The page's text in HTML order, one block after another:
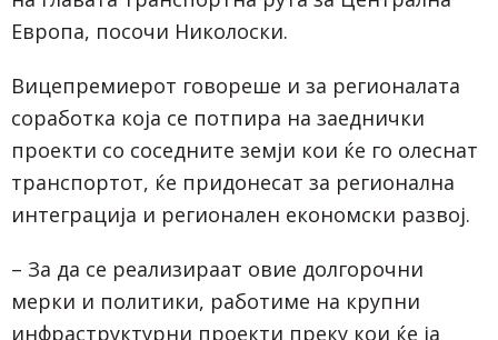
Европа, посочи Николоски.
Вицепремиерот говореше и за регионалата
соработка која се потпира на заеднички
проекти со соседните земји кои ќе го олеснат
транспортот, ќе придонесат за регионална
интеграција и регионален економски развој.
– За да се реализираат овие долгорочни
мерки и политики, работиме на крупни
инфраструктурни проекти преку кои ќе ја